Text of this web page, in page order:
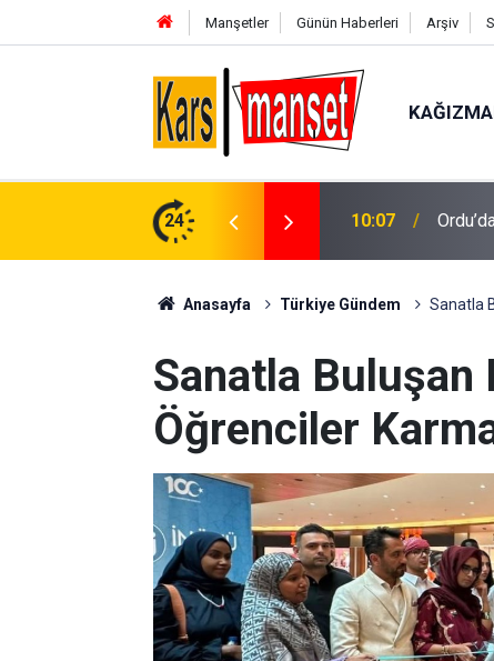
Manşetler Günün Haberleri Arşiv
24 10:06 Aras
Anasayfa Türkiye Gündem Sanatla
Sanatla Buluşan
Öğrenciler